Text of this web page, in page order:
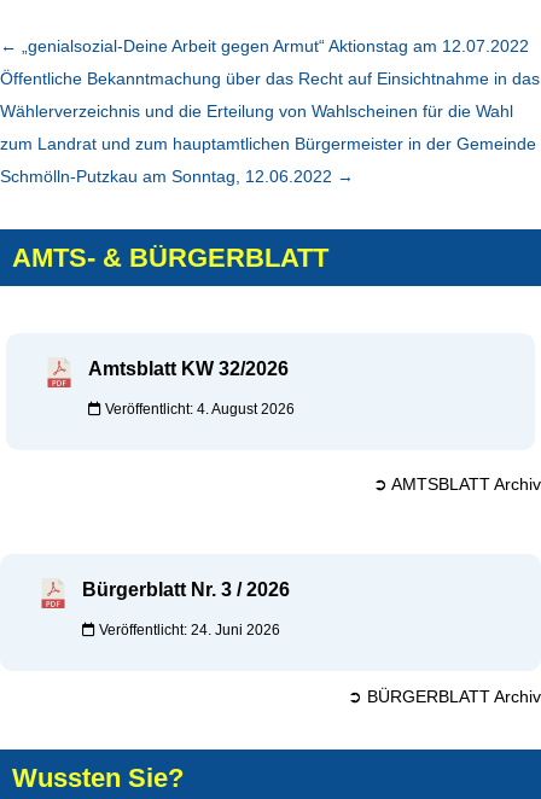
←
„genialsozial-Deine Arbeit gegen Armut“ Aktionstag am 12.07.2022
Öffentliche Bekanntmachung über das Recht auf Einsichtnahme in das
Wählerverzeichnis und die Erteilung von Wahlscheinen für die Wahl
zum Landrat und zum hauptamtlichen Bürgermeister in der Gemeinde
Schmölln-Putzkau am Sonntag, 12.06.2022 →
AMTS- & BÜRGERBLATT
Amtsblatt KW 32/2026
Veröffentlicht: 4. August 2026
➲ AMTSBLATT Archiv
Bürgerblatt Nr. 3 / 2026
Veröffentlicht: 24. Juni 2026
➲ BÜRGERBLATT Archiv
Wussten Sie?